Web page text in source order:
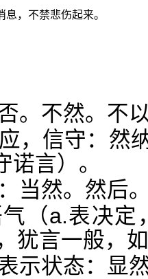
，不禁悲伤起来。
。不然。不
，信守：然
言）。
当然。然后
（a.表决定
犹言一般，
示状态：显